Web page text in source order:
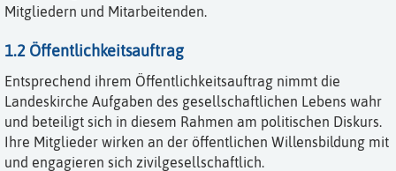
Mitgliedern und Mitarbeitenden.
1.2 Öffentlichkeitsauftrag
Entsprechend ihrem Öffentlichkeitsauftrag nimmt die
Landeskirche Aufgaben des gesellschaftlichen Lebens wahr
und beteiligt sich in diesem Rahmen am politischen Diskurs.
Ihre Mitglieder wirken an der öffentlichen Willensbildung mit
und engagieren sich zivilgesellschaftlich.